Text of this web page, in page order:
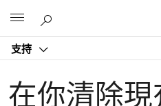
支持
在你清除